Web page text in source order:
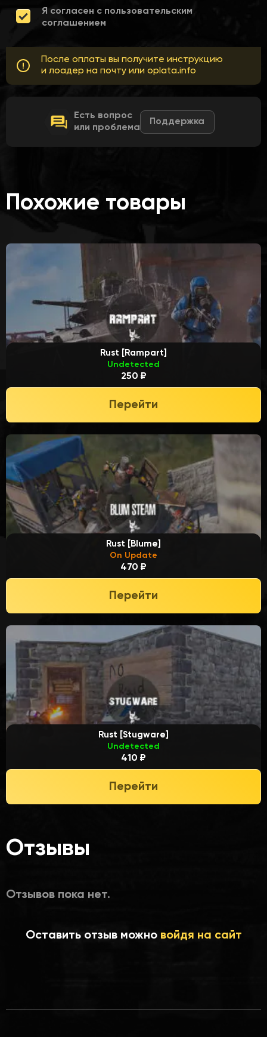
Я согласен с пользовательским
соглашением
После оплаты вы получите инструкцию
и лоадер на почту или oplata.info
Есть вопрос
или проблема
Поддержка
Похожие товары
Rust [Rampart]
Undetected
250 ₽
Перейти
Rust [Blume]
On Update
470 ₽
Перейти
Rust [Stugware]
Undetected
410 ₽
Перейти
Отзывы
Отзывов пока нет.
Оставить отзыв можно войдя на сайт